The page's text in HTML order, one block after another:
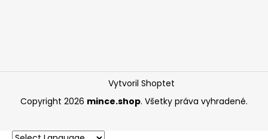
Vytvoril Shoptet
Copyright 2026 mince.shop. Všetky práva vyhradené.